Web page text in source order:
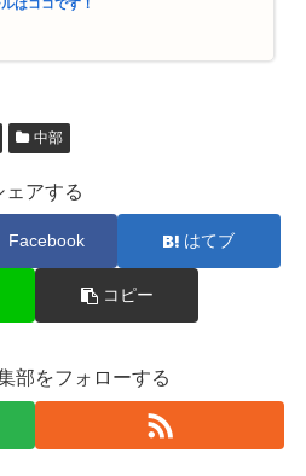
はココです！
中部
ェアする
Facebook はてブ
コピー
部をフォローする